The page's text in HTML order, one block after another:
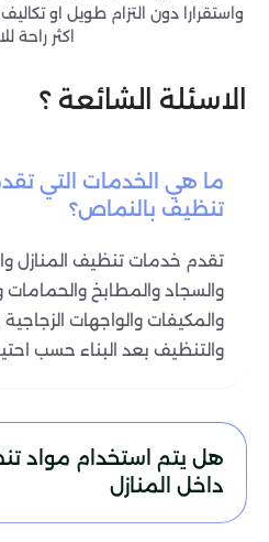
واستقرارا دون التزام طويل او
اكثر راحة
الاسئلة الشائعة ؟
ما هي الخدمات التي
تنظيف بالنماص؟
تقدم خدمات تنظيف المنازل
والسجاد والمطابخ والحمامات
والمكيفات والواجهات
والتنظيف بعد البناء حسب
هل يتم استخدام مواد
داخل المنازل